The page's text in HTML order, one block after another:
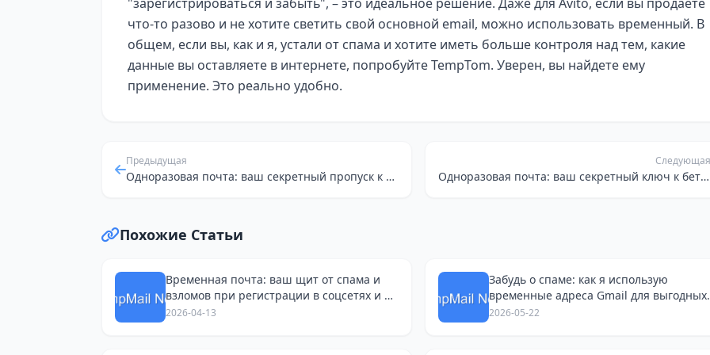
что-то разово и не хотите светить свой основной email, можно использовать временный. В
общем, если вы, как и я, устали от спама и хотите иметь больше контроля над тем, какие
данные вы оставляете в интернете, попробуйте TempTom. Уверен, вы найдете ему
применение. Это реально удобно.
Предыдущая
Одноразовая почта: ваш секретный пропуск к цифровому контенту и спокойному шопингу
Следующая
Одноразовая почта: ваш секретный ключ к бета-тестам без спама на Apple ID и Google Play
Похожие Статьи
Временная почта: ваш щит от спама и
взломов при регистрации в соцсетях и на
Avito
2026-04-13
Забудь о спаме: как я использую
временные адреса Gmail для выгодных
путешествий
2026-05-22